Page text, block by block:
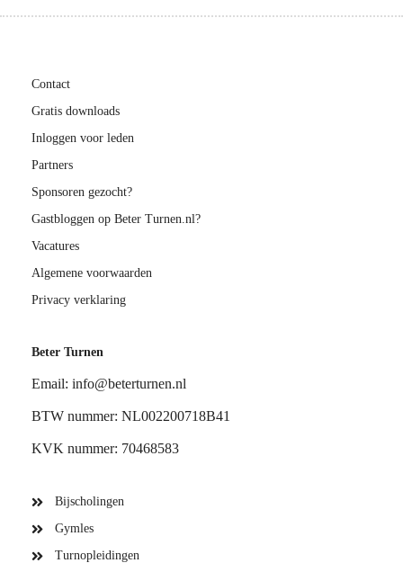
Contact
Gratis downloads
Inloggen voor leden
Partners
Sponsoren gezocht?
Gastbloggen op Beter Turnen.nl?
Vacatures
Algemene voorwaarden
Privacy verklaring
Beter Turnen
Email: info@beterturnen.nl
BTW nummer: NL002200718B41
KVK nummer: 70468583
Bijscholingen
Gymles
Turnopleidingen